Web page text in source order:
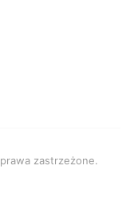
zastrzeżone.